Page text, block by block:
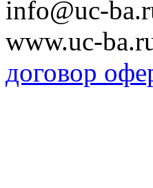
info@uc-
www.uc-
договор